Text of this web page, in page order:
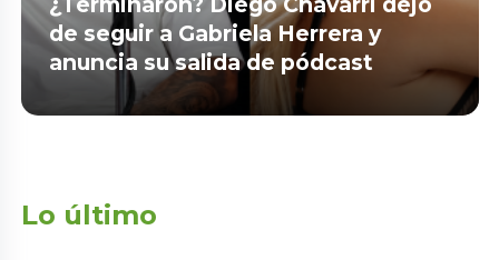
de seguir a Gabriela Herrera y
anuncia su salida de pódcast
Lo último